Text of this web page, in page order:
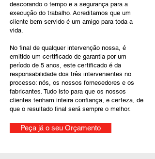
descorando o tempo e a segurança para a
execução do trabalho. Acreditamos que um
cliente bem servido é um amigo para toda a
vida.
No final de qualquer intervenção nossa, é
emitido um certificado de garantia por um
período de 5 anos, este certificado é da
responsabilidade dos três intervenientes no
processo: nós, os nossos fornecedores e os
fabricantes. Tudo isto para que os nossos
clientes tenham inteira confiança, e certeza, de
que o resultado final será sempre o melhor.
Peça já o seu Orçamento